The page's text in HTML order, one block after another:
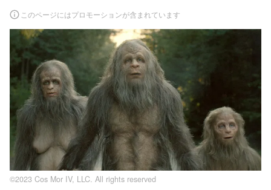
このページにはプロモーションが含まれています
©2023 Cos Mor IV, LLC. All rights reserved